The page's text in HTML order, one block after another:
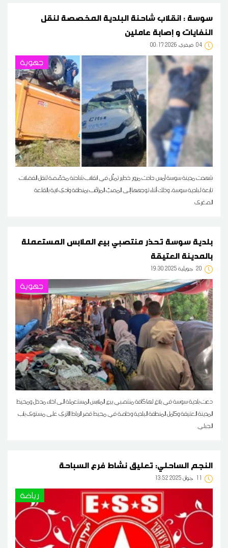
سوسة : انقلاب شاحنة البلدية المخصصة لنقل
النفايات و إصابة عاملين
04 00:17 2026 فيفري
جهوية
شهدت مدينة سوسة أمس حادث مرور خطير تمثّل في انقلاب شاحنة مخصّصة لنقل الفضلات
تابعة لبلدية سوسة، وذلك أثناء توجهها إلى المصبّ المراقَب بمنطقة وادي لاية بالقلعة
الصغرى
بلدية سوسة تحذر منتصبي بيع الملابس المستعملة
بالمدينة العتيقة
20 19:30 2025 جويلية
جهوية
دعت بلدية سوسة في بلاغ لها كافة منتصبي بيع الملابس المستعملة الى اخلاء مدخل ومحيط
المدينة العتيقة وكامل المنطقة البلدية وخاصة في محيط قصر الرباط الأثري على مستوى باب
الجبلي
النجم الساحلي: تعليق نشاط فرع السباحة
11 13:52 2025 جوان
رياضة